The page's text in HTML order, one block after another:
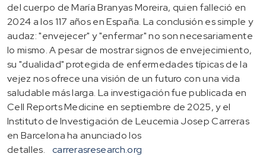
del cuerpo de María Branyas Moreira, quien falleció en
2024 a los 117 años en España. La conclusión es simple y
audaz: "envejecer" y "enfermar" no son necesariamente
lo mismo. A pesar de mostrar signos de envejecimiento,
su "dualidad" protegida de enfermedades típicas de la
vejez nos ofrece una visión de un futuro con una vida
saludable más larga. La investigación fue publicada en
Cell Reports Medicine en septiembre de 2025, y el
Instituto de Investigación de Leucemia Josep Carreras
en Barcelona ha anunciado los
detalles.
carrerasresearch.org